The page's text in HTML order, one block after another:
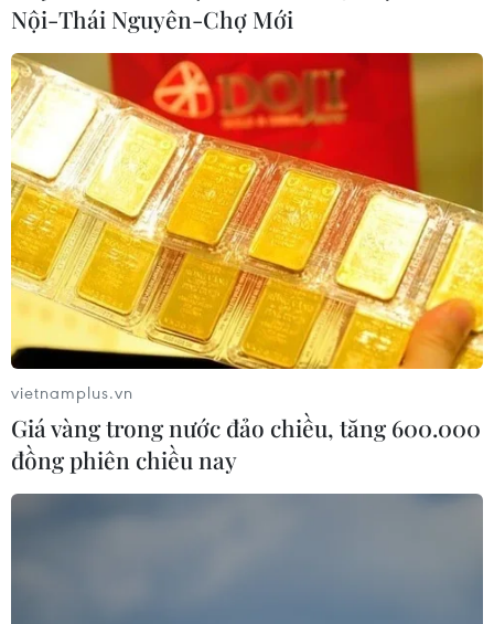
Việt Nam-Nhật Bản thúc
đẩy hợp tác ODA, tiếp tục
triển khai các dự án mới
Đại diện JICA khẳng định sẽ tiếp
tục phối hợp chặt chẽ với Cục
Quản lý nợ và Tài chính đối ngoại
(Bộ Tài chính) để thúc đẩy xây
dựng, hoàn thiện và triển khai
hiệu quả các dự án hợp tác hai
bên.
Nội-Thái Nguyên-Chợ Mới
vietnamplus.vn
Giá vàng trong nước đảo chiều, tăng 600.000
đồng phiên chiều nay